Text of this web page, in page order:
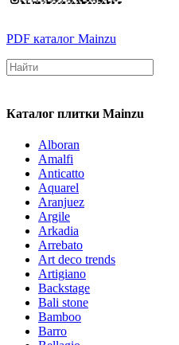
PDF каталог Mainzu
Каталог плитки Mainzu
Alboran
Amalfi
Anticatto
Aquarel
Aranjuez
Argile
Arkadia
Arrebato
Art deco trends
Artigiano
Backstage
Bali stone
Bamboo
Barro